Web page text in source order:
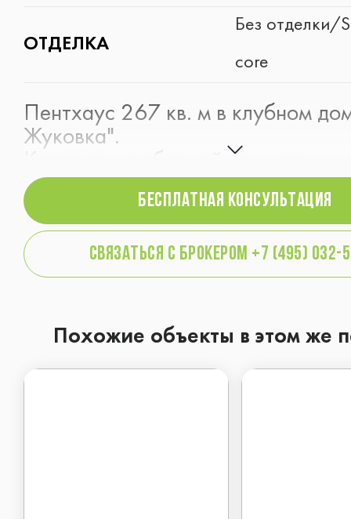
ОТДЕЛКА
Без отделки/
core
Пентхаус 267 кв. м в клубном
Жуковка".
Квартира свободной планировки
индивидуальным выходом на
эксплуатируемую кровлю.
В наличии есть машиноместо в
паркинге.
БЕСПЛАТНАЯ консультация
связаться с брокером +7 (495) 032-
Похожие объекты в этом же